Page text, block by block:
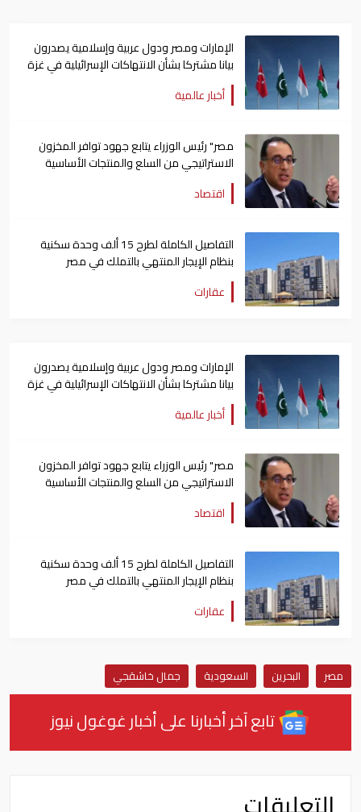
الإمارات ومصر ودول عربية وإسلامية يصدرون
بيانا مشتركا بشأن الانتهاكات الإسرائيلية في غزة
أخبار عالمية
مصر" رئيس الوزراء يتابع جهود توافر المخزون
الاستراتيجي من السلع والمنتجات الأساسية
اقتصاد
التفاصيل الكاملة لطرح 15 ألف وحدة سكنية
بنظام الإيجار المنتهي بالتملك في مصر
عقارات
الإمارات ومصر ودول عربية وإسلامية يصدرون
بيانا مشتركا بشأن الانتهاكات الإسرائيلية في غزة
أخبار عالمية
مصر" رئيس الوزراء يتابع جهود توافر المخزون
الاستراتيجي من السلع والمنتجات الأساسية
اقتصاد
التفاصيل الكاملة لطرح 15 ألف وحدة سكنية
بنظام الإيجار المنتهي بالتملك في مصر
عقارات
مصر البحرين السعودية جمال خاشقجي
تابع آخر أخبارنا على أخبار غوغول نيوز